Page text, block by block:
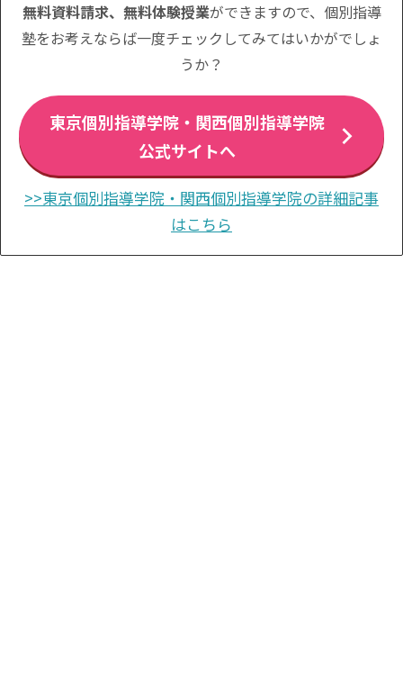
無料資料請求、無料体験授業ができますので、個別指導
塾をお考えならば一度チェックしてみてはいかがでしょ
うか？
東京個別指導学院・関西個別指導学院
公式サイトへ
>>東京個別指導学院・関西個別指導学院の詳細記事
はこちら